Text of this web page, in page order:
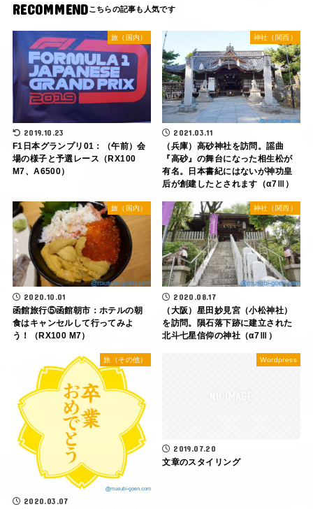
RECOMMEND
旅（国内）
2019.10.23
F1日本グランプリ01：（午前）会
場の様子と予選レース（RX100
M7、A6500）
神社（関西）
2021.03.11
（兵庫）高砂神社を訪問。謡曲
『高砂』の舞台になった相生松が
有名。日本書紀にはないが神功皇
后が創建したとされます（α7Ⅲ）
旅（国内）
2020.10.01
函館旅行⑤函館朝市：ホテルの朝
食はキャンセルして行ってみよ
う！（RX100 M7）
神社（関西）
2020.08.17
（大阪）星田妙見宮（小松神社）
を訪問。隕石落下跡に建立された
北斗七星信仰の神社（α7Ⅲ）
旅（その他）
2020.03.07
Wordpress
2019.07.20
文章のスタイリング